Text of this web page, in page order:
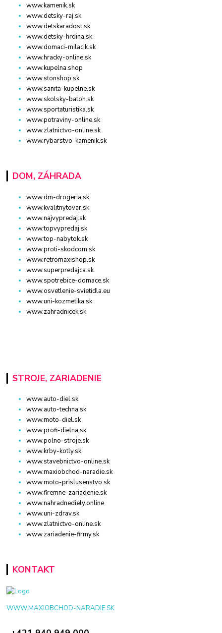
www.kamenik.sk
www.detsky-raj.sk
www.detskaradost.sk
www.detsky-hrdina.sk
www.domaci-milacik.sk
www.hracky-online.sk
www.kupelna.shop
www.stonshop.sk
www.sanita-kupelne.sk
www.skolsky-batoh.sk
www.sportaturistika.sk
www.potraviny-online.sk
www.zlatnictvo-online.sk
www.rybarstvo-kamenik.sk
DOM, ZÁHRADA
www.dm-drogeria.sk
www.kvalitnytovar.sk
www.najvypredaj.sk
www.topvypredaj.sk
www.top-nabytok.sk
www.proti-skodcom.sk
www.retromaxishop.sk
www.superpredajca.sk
www.spotrebice-domace.sk
www.osvetlenie-svietidla.eu
www.uni-kozmetika.sk
www.zahradnicek.sk
STROJE, ZARIADENIE
www.auto-diel.sk
www.auto-techna.sk
www.moto-diel.sk
www.profi-dielna.sk
www.polno-stroje.sk
www.krby-kotly.sk
www.stavebnictvo-online.sk
www.maxiobchod-naradie.sk
www.moto-prislusenstvo.sk
www.firemne-zariadenie.sk
www.nahradnediely.online
www.uni-zdrav.sk
www.zlatnictvo-online.sk
www.zariadenie-firmy.sk
KONTAKT
WWW.MAXIOBCHOD-NARADIE.SK